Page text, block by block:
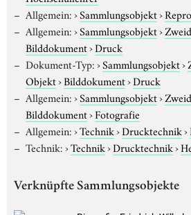
Allgemein:›Sammlungsobjekt›
Allgemein:›Sammlungsobjekt›
Bilddokument›Druck
Dokument-Typ:›Sammlungsobjekt›
Objekt›Bilddokument›Druck
Allgemein:›Sammlungsobjekt›
Bilddokument›Fotografie
Allgemein:›Technik›Drucktechnik›
Technik:›Technik›Drucktechnik›
Verknüpfte Sammlungsobjekte